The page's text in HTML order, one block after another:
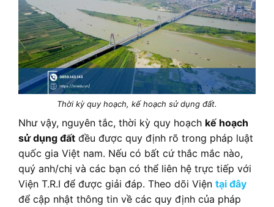
Thời kỳ quy hoạch, kế hoạch sử dụng đất.
Như vậy, nguyên tắc, thời kỳ quy hoạch kế hoạch
sử dụng đất đều được quy định rõ trong pháp luật
quốc gia Việt nam. Nếu có bất cứ thắc mắc nào,
quý anh/chị và các bạn có thể liên hệ trực tiếp với
Viện T.R.I để được giải đáp. Theo dõi Viện tại đây
để cập nhật thông tin về các quy định của pháp